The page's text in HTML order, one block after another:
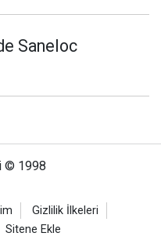
Saneloc
© 1998
Gizlilik İlkeleri
Sitene Ekle